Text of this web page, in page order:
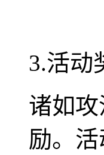
3.活动
诸如
励。